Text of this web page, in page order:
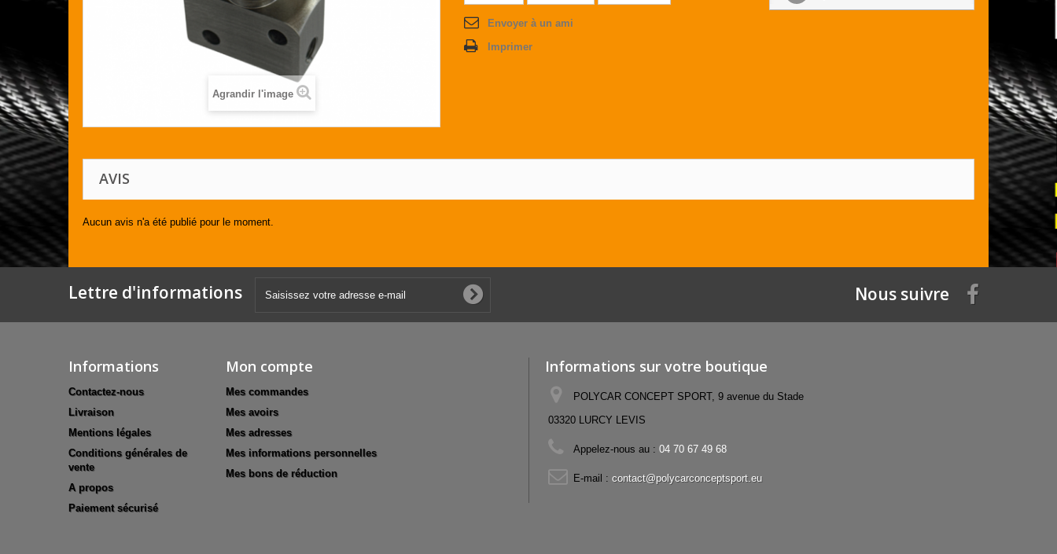
Agrandir l'image
Envoyer à un ami
Imprimer
AVIS
Aucun avis n'a été publié pour le moment.
Lettre d'informations Nous suivre
Informations
Contactez-nous
Livraison
Mentions légales
Conditions générales de
vente
A propos
Paiement sécurisé
Mon compte
Mes commandes
Mes avoirs
Mes adresses
Mes informations personnelles
Mes bons de réduction
Informations sur votre boutique
POLYCAR CONCEPT SPORT, 9 avenue du Stade
03320 LURCY LEVIS
Appelez-nous au : 04 70 67 49 68
E-mail : contact@polycarconceptsport.eu